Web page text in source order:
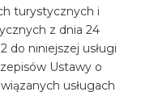
turystycznych i
z dnia 24
do niniejszej usługi
Ustawy o
usługach